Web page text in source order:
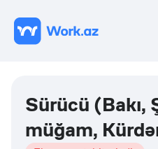
Sürücü (Bakı,
müğam,